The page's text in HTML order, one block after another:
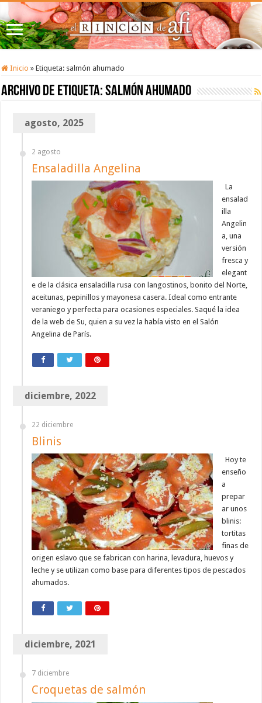
Inicio » Etiqueta: salmón ahumado
Archivo de etiqueta:salmón ahumado
agosto, 2025
2 agosto
Ensaladilla Angelina
La
ensalad
illa
Angelin
a, una
versión
fresca y
elegant
e de la clásica ensaladilla rusa con langostinos, bonito del Norte,
aceitunas, pepinillos y mayonesa casera. Ideal como entrante
veraniego y perfecta para ocasiones especiales. Saqué la idea
de la web de Su, quien a su vez la había visto en el Salón
Angelina de París.
diciembre, 2022
22 diciembre
Blinis
Hoy te
enseño
a
prepar
ar unos
blinis:
tortitas
finas de
origen eslavo que se fabrican con harina, levadura, huevos y
leche y se utilizan como base para diferentes tipos de pescados
ahumados.
diciembre, 2021
7 diciembre
Croquetas de salmón